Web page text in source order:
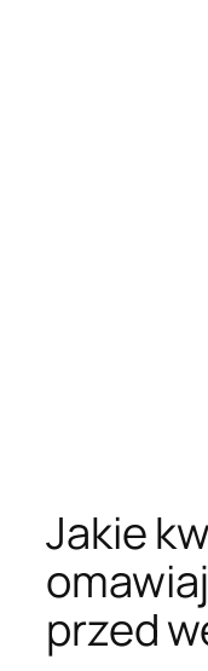
Jakie
przed